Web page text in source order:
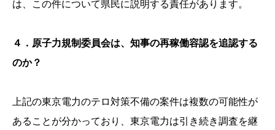
は、この件について県民に説明する責任があります。
４．原子力規制委員会は、知事の再稼働容認を追認する
のか？
上記の東京電力のテロ対策不備の案件は複数の可能性が
あることが分かっており、東京電力は引き続き調査を継